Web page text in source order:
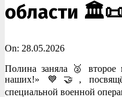
области
On: 28.05.2026
Полина заняла 🥈
наших!» 💙🤝,
специальной военной